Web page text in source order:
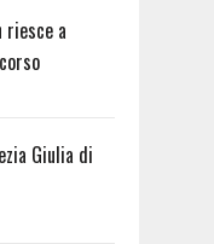
a
Giulia di